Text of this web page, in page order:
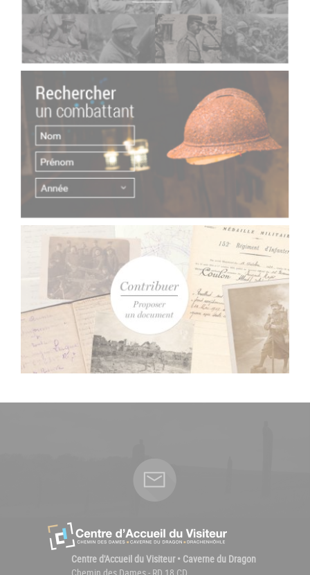
Centre d'Accueil du Visiteur • Caverne du Dragon